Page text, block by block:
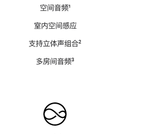
空间音频脚
¹
室内空间感应
支持立体声组合脚
²
多房间音频脚
³